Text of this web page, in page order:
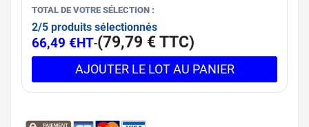
TOTAL DE VOTRE SÉLECTION :
2/5 produits sélectionnés
66,49 €HT-(79,79 €TTC)
AJOUTER LE LOT AU PANIER